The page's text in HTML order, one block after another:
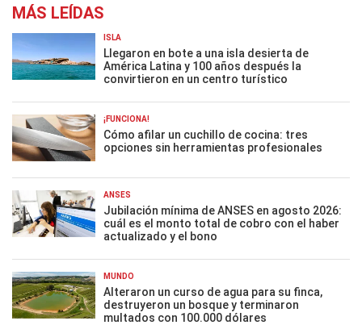
MÁS LEÍDAS
ISLA
Llegaron en bote a una isla desierta de
América Latina y 100 años después la
convirtieron en un centro turístico
¡FUNCIONA!
Cómo afilar un cuchillo de cocina: tres
opciones sin herramientas profesionales
ANSES
Jubilación mínima de ANSES en agosto 2026:
cuál es el monto total de cobro con el haber
actualizado y el bono
MUNDO
Alteraron un curso de agua para su finca,
destruyeron un bosque y terminaron
multados con 100.000 dólares